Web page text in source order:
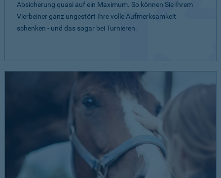
Absicherung quasi auf ein Maximum. So können Sie Ihrem
Vierbeiner ganz ungestört Ihre volle Aufmerksamkeit
schenken - und das sogar bei Turnieren.